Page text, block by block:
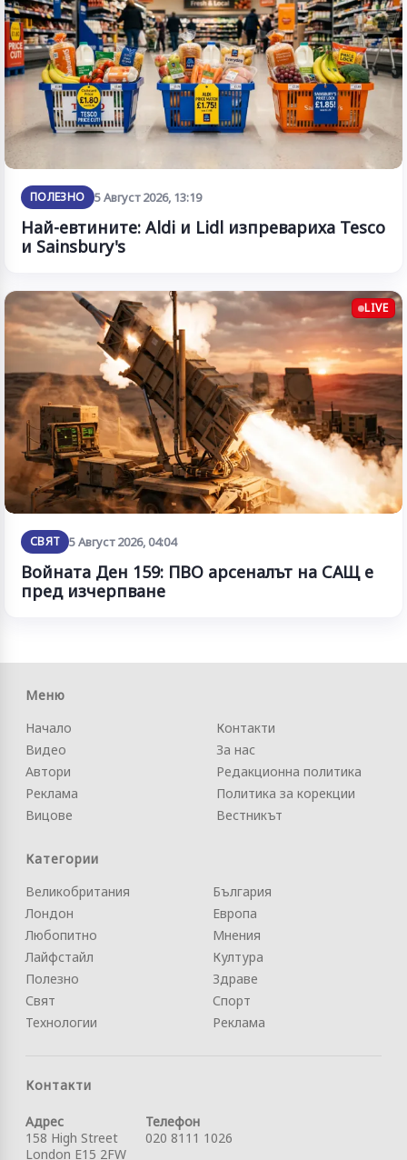
ПОЛЕЗНО 5 Август 2026, 13:19
Най-евтините: Aldi и Lidl изпревариха Tesco
и Sainsbury's
LIVE
СВЯТ 5 Август 2026, 04:04
Войната Ден 159: ПВО арсеналът на САЩ е
пред изчерпване
Меню
Начало
Видео
Автори
Реклама
Вицове
Контакти
За нас
Редакционна политика
Политика за корекции
Вестникът
Категории
Великобритания
Лондон
Любопитно
Лайфстайл
Полезно
Свят
Технологии
България
Европа
Мнения
Култура
Здраве
Спорт
Реклама
Контакти
Адрес
158 High Street
London E15 2FW
Телефон
020 8111 1026